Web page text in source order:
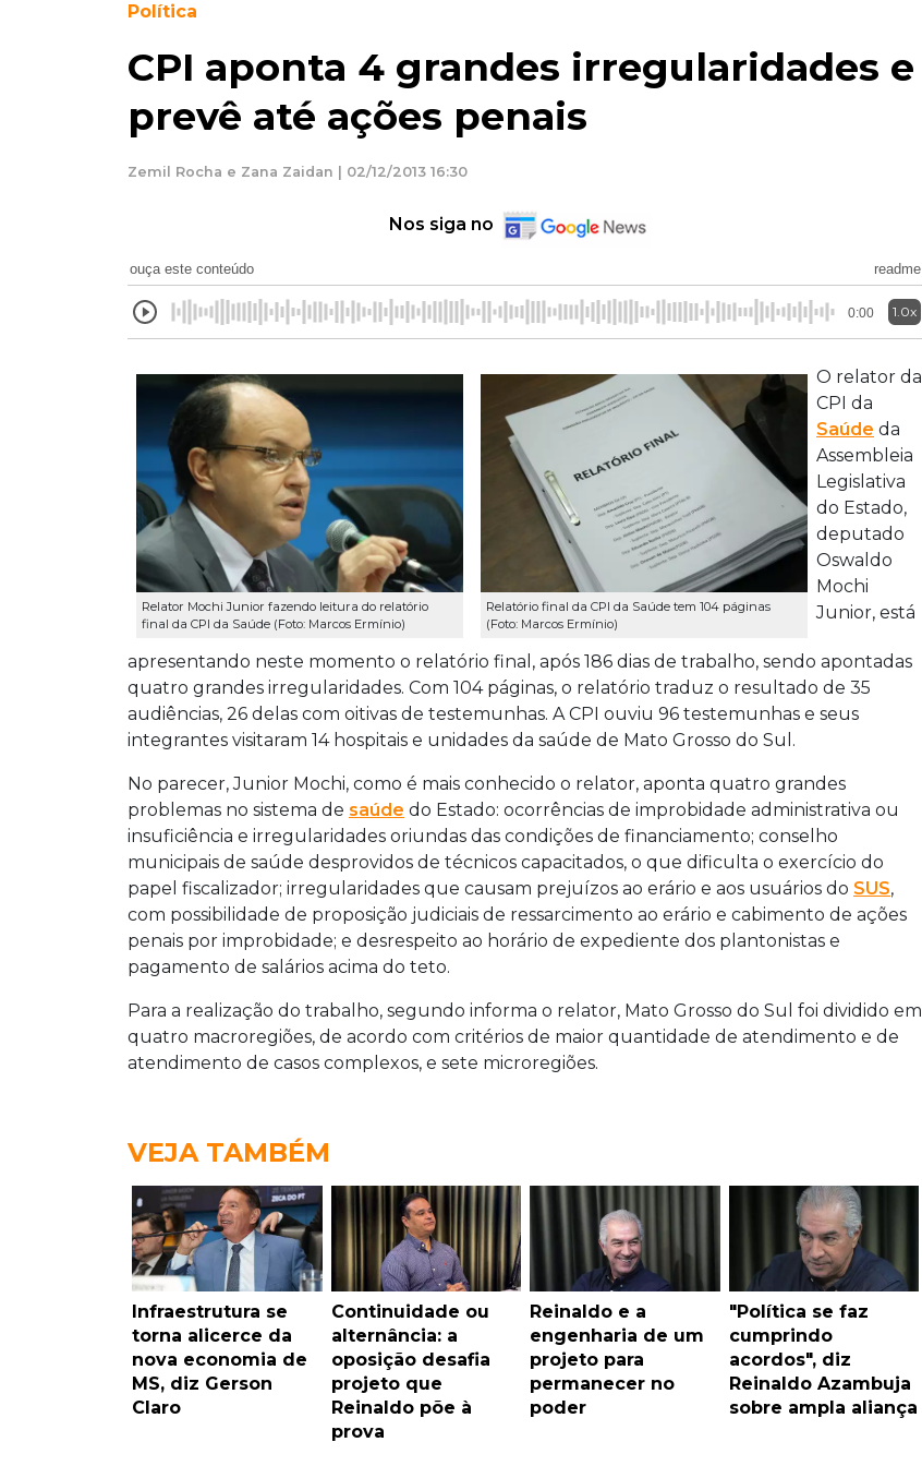
Política
CPI aponta 4 grandes irregularidades e
prevê até ações penais
Zemil Rocha e Zana Zaidan | 02/12/2013 16:30
Nos siga no
ouça este conteúdo readme
0:00 1.0x
Relator Mochi Junior fazendo leitura do relatório
final da CPI da Saúde (Foto: Marcos Ermínio)
Relatório final da CPI da Saúde tem 104 páginas
(Foto: Marcos Ermínio)
O relator da
CPI da
Saúde da
Assembleia
Legislativa
do Estado,
deputado
Oswaldo
Mochi
Junior, está
apresentando neste momento o relatório final, após 186 dias de trabalho, sendo apontadas
quatro grandes irregularidades. Com 104 páginas, o relatório traduz o resultado de 35
audiências, 26 delas com oitivas de testemunhas. A CPI ouviu 96 testemunhas e seus
integrantes visitaram 14 hospitais e unidades da saúde de Mato Grosso do Sul.
No parecer, Junior Mochi, como é mais conhecido o relator, aponta quatro grandes
problemas no sistema de saúde do Estado: ocorrências de improbidade administrativa ou
insuficiência e irregularidades oriundas das condições de financiamento; conselho
municipais de saúde desprovidos de técnicos capacitados, o que dificulta o exercício do
papel fiscalizador; irregularidades que causam prejuízos ao erário e aos usuários do SUS,
com possibilidade de proposição judiciais de ressarcimento ao erário e cabimento de ações
penais por improbidade; e desrespeito ao horário de expediente dos plantonistas e
pagamento de salários acima do teto.
Para a realização do trabalho, segundo informa o relator, Mato Grosso do Sul foi dividido em
quatro macroregiões, de acordo com critérios de maior quantidade de atendimento e de
atendimento de casos complexos, e sete microregiões.
VEJA TAMBÉM
Infraestrutura se
torna alicerce da
nova economia de
MS, diz Gerson
Claro
Continuidade ou
alternância: a
oposição desafia
projeto que
Reinaldo põe à
prova
Reinaldo e a
engenharia de um
projeto para
permanecer no
poder
"Política se faz
cumprindo
acordos", diz
Reinaldo Azambuja
sobre ampla aliança